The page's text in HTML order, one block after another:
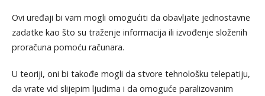
Ovi uređaji bi vam mogli omogućiti da obavljate jednostavne
zadatke kao što su traženje informacija ili izvođenje složenih
proračuna pomoću računara.
U teoriji, oni bi takođe mogli da stvore tehnološku telepatiju,
da vrate vid slijepim ljudima i da omoguće paralizovanim